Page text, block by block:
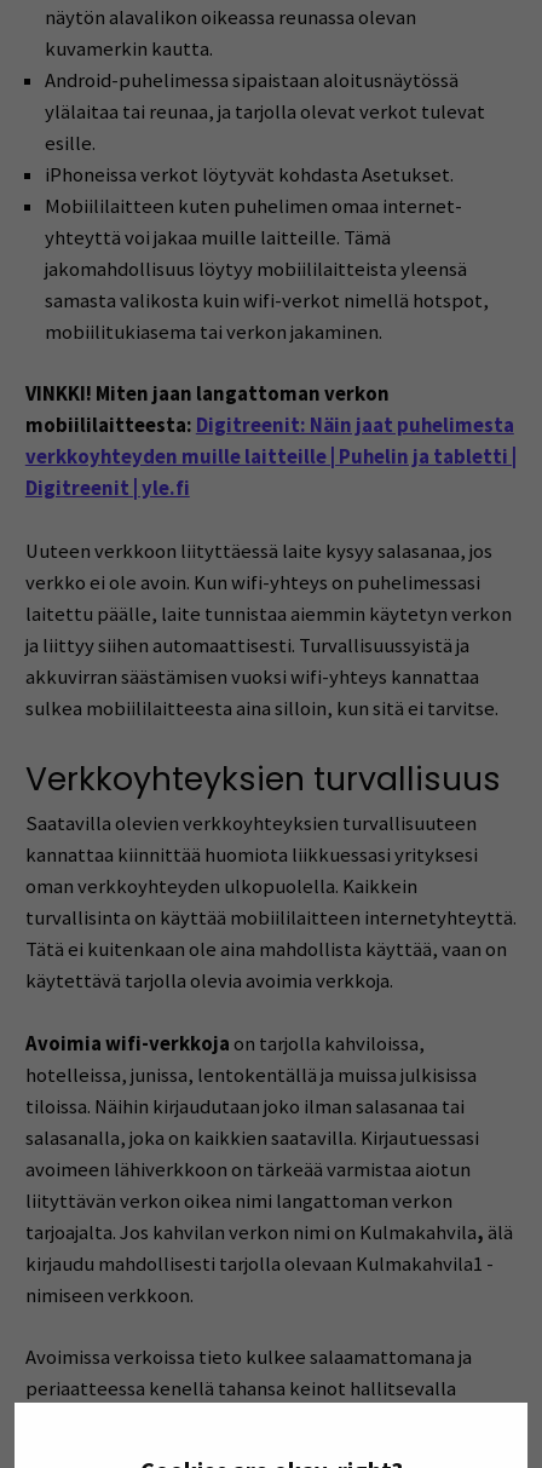
näytön alavalikon oikeassa reunassa olevan
kuvamerkin kautta.
Android-puhelimessa sipaistaan aloitusnäytössä
ylälaitaa tai reunaa, ja tarjolla olevat verkot tulevat
esille.
iPhoneissa verkot löytyvät kohdasta Asetukset.
Mobiililaitteen kuten puhelimen omaa internet-
yhteyttä voi jakaa muille laitteille. Tämä
jakomahdollisuus löytyy mobiililaitteista yleensä
samasta valikosta kuin wifi-verkot nimellä hotspot,
mobiilitukiasema tai verkon jakaminen.
VINKKI! Miten jaan langattoman verkon
mobiililaitteesta: Digitreenit: Näin jaat puhelimesta
verkkoyhteyden muille laitteille | Puhelin ja tabletti |
Digitreenit | yle.fi
Uuteen verkkoon liityttäessä laite kysyy salasanaa, jos
verkko ei ole avoin. Kun wifi-yhteys on puhelimessasi
laitettu päälle, laite tunnistaa aiemmin käytetyn verkon
ja liittyy siihen automaattisesti. Turvallisuussyistä ja
akkuvirran säästämisen vuoksi wifi-yhteys kannattaa
sulkea mobiililaitteesta aina silloin, kun sitä ei tarvitse.
Verkkoyhteyksien turvallisuus
Saatavilla olevien verkkoyhteyksien turvallisuuteen
kannattaa kiinnittää huomiota liikkuessasi yrityksesi
oman verkkoyhteyden ulkopuolella. Kaikkein
turvallisinta on käyttää mobiililaitteen internetyhteyttä.
Tätä ei kuitenkaan ole aina mahdollista käyttää, vaan on
käytettävä tarjolla olevia avoimia verkkoja.
Avoimia wifi-verkkojaon tarjolla kahviloissa,
hotelleissa, junissa, lentokentällä ja muissa julkisissa
tiloissa. Näihin kirjaudutaan joko ilman salasanaa tai
salasanalla, joka on kaikkien saatavilla. Kirjautuessasi
avoimeen lähiverkkoon on tärkeää varmistaa aiotun
liityttävän verkon oikea nimi langattoman verkon
tarjoajalta. Jos kahvilan verkon nimi on Kulmakahvila,älä
kirjaudu mahdollisesti tarjolla olevaan Kulmakahvila1 -
nimiseen verkkoon.
Avoimissa verkoissa tieto kulkee salaamattomana ja
periaatteessa kenellä tahansa keinot hallitsevalla